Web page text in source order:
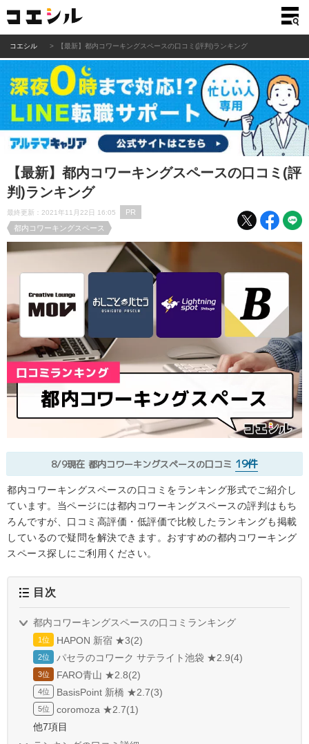
コエシル 【最新】都内コワーキングスペースの口コミ(評判)ランキング
【最新】都内コワーキングスペースの口コミ(評
判)ランキング
最終更新：2021年11月22日 16:05
PR
都内コワーキングスペース
8/9現在 都内コワーキングスペースの口コミ 19件
都内コワーキングスペースの口コミをランキング形式でご紹介し
ています。当ページには都内コワーキングスペースの評判はもち
ろんですが、口コミ高評価・低評価で比較したランキングも掲載
しているので疑問を解決できます。おすすめの都内コワーキング
スペース探しにご利用ください。
目次
都内コワーキングスペースの口コミランキング
HAPON 新宿 ★3(2)
パセラのコワーク サテライト池袋 ★2.9(4)
FARO青山 ★2.8(2)
BasisPoint 新橋 ★2.7(3)
coromoza ★2.7(1)
他7項目